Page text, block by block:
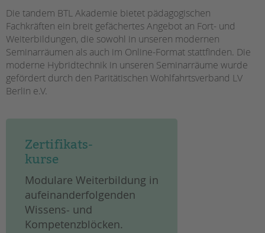
Unsere Videos
Gesellschafter VdK
schoolcoach BTL
tandem international
KARRIERE
unkuerzbar
PRESSE
Magazin
Die tandem BTL Akademie bietet pädagogischen
Fachkräften ein breit gefächertes Angebot an Fort- und
Weiterbildungen, die sowohl in unseren modernen
Seminarräumen als auch im Online-Format stattfinden. Die
moderne Hybridtechnik in unseren Seminarräume wurde
gefördert durch den Paritätischen Wohlfahrtsverband LV
Berlin e.V.
Zertifikats-
kurse
Modulare Weiterbildung in
aufeinanderfolgenden
Wissens- und
Kompetenzblöcken.